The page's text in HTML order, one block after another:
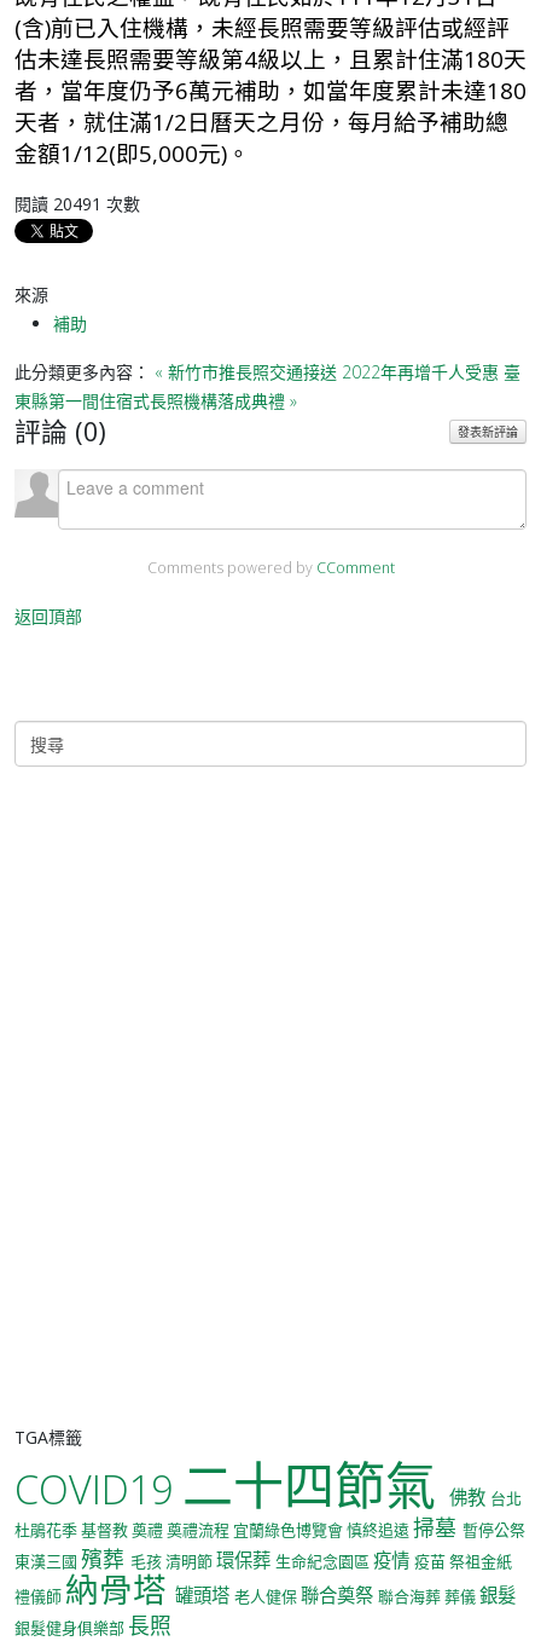
(含)前已入住機構，未經長照需要等級評估或經評
估未達長照需要等級第4級以上，且累計住滿180天
者，當年度仍予6萬元補助，如當年度累計未達180
天者，就住滿1/2日曆天之月份，每月給予補助總
金額1/12(即5,000元)。
閱讀 20491 次數
來源
補助
此分類更多內容： « 新竹市推長照交通接送 2022年再增千人受惠 臺
東縣第一間住宿式長照機構落成典禮 »
評論 (0) 發表新評論
Comments powered by CComment
返回頂部
TGA標籤
COVID19 二十四節氣 佛教 台北
杜鵑花季基督教奠禮奠禮流程 宜蘭綠色博覽會慎終追遠掃墓 暫停公祭
東漢三國 殯葬 毛孩清明節環保葬 生命紀念園區 疫情 疫苗祭祖金紙
禮儀師 納骨塔 罐頭塔 老人健保聯合奠祭 聯合海葬葬儀銀髮
銀髮健身俱樂部 長照